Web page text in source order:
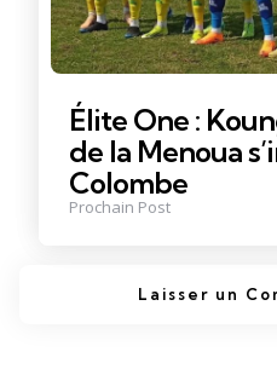
Élite One :
de la Menoua
Colombe
Prochain Post
Laisser un